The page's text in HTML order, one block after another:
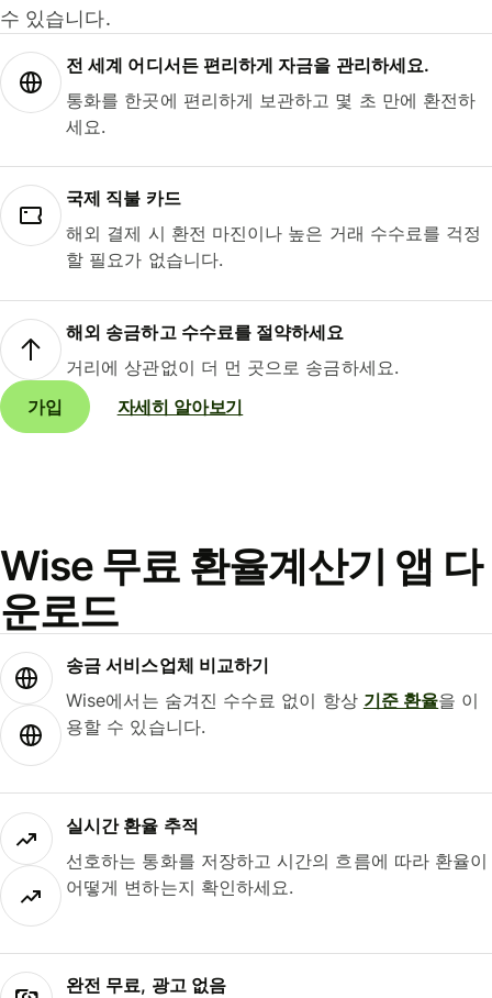
수 있습니다.
전 세계 어디서든 편리하게 자금을 관리하세요.
통화를 한곳에 편리하게 보관하고 몇 초 만에 환전하
세요.
국제 직불 카드
해외 결제 시 환전 마진이나 높은 거래 수수료를 걱정
할 필요가 없습니다.
해외 송금하고 수수료를 절약하세요
거리에 상관없이 더 먼 곳으로 송금하세요.
가입
자세히 알아보기
Wise 무료 환율계산기 앱 다
운로드
송금 서비스업체 비교하기
Wise에서는 숨겨진 수수료 없이 항상 기준 환율을 이
용할 수 있습니다.
실시간 환율 추적
선호하는 통화를 저장하고 시간의 흐름에 따라 환율이
어떻게 변하는지 확인하세요.
완전 무료, 광고 없음